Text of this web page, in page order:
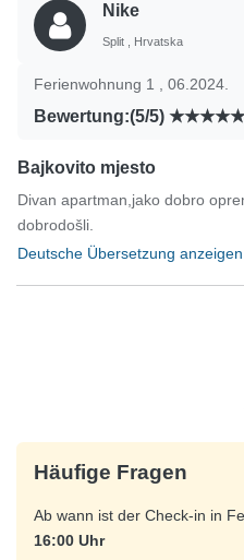
Nike
Split , Hrvatska
Ferienwohnung 1 , 06.2024.
Bewertung:(5/5)
Bajkovito mjesto
Divan apartman,jako dobro
dobrodošli.
Deutsche Übersetzung anzeigen
Häufige Fragen
Ab wann ist der Check-in in
16:00 Uhr